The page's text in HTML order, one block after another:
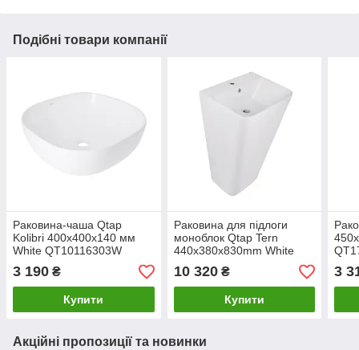
Подібні товари компанії
Раковина-чаша Qtap
Kolibri 400х400х140 мм
White QT10116303W
3 190 ₴
Купити
Раковина для підлоги
моноблок Qtap Tern
440х380х830mm White
QT1711G302WN
10 320₴
Купити
3
Акційні пропозиції та новинки